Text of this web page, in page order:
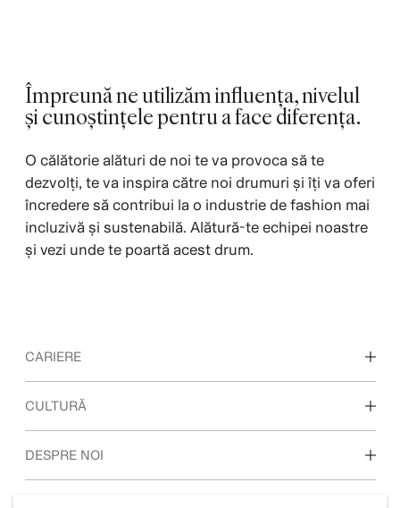
Împreună ne utilizăm influența, nivelul
și cunoștințele pentru a face diferența.
O călătorie alături de noi te va provoca să te
dezvolți, te va inspira către noi drumuri și îți va oferi
încredere să contribui la o industrie de fashion mai
incluzivă și sustenabilă. Alătură-te echipei noastre
și vezi unde te poartă acest drum.
CARIERE
Descoperiți zonele noastre de lucru
CULTURĂ
Cultura și beneficiile noastre
DESPRE NOI